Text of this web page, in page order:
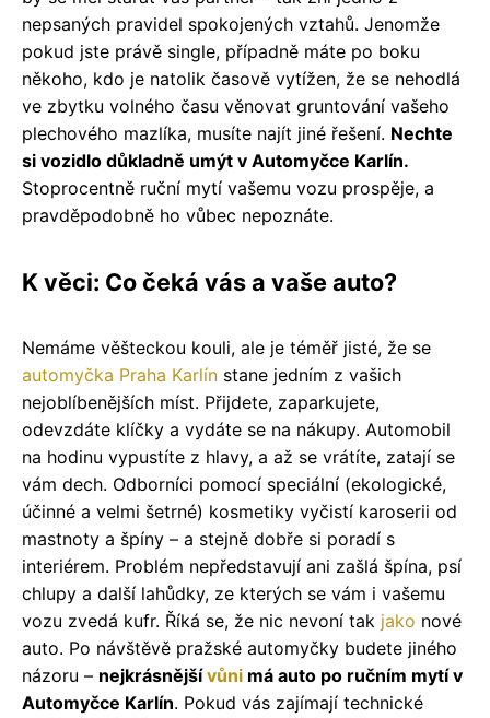
nepsaných pravidel spokojených vztahů. Jenomže
pokud jste právě single, případně máte po boku
někoho, kdo je natolik časově vytížen, že se nehodlá
ve zbytku volného času věnovat gruntování vašeho
plechového mazlíka, musíte najít jiné řešení. Nechte
si vozidlo důkladně umýt v Automyčce Karlín.
Stoprocentně ruční mytí vašemu vozu prospěje, a
pravděpodobně ho vůbec nepoznáte.
K věci: Co čeká vás a vaše auto?
Nemáme věšteckou kouli, ale je téměř jisté, že se
automyčka Praha Karlín stane jedním z vašich
nejoblíbenějších míst. Přijdete, zaparkujete,
odevzdáte klíčky a vydáte se na nákupy. Automobil
na hodinu vypustíte z hlavy, a až se vrátíte, zatají se
vám dech. Odborníci pomocí speciální (ekologické,
účinné a velmi šetrné) kosmetiky vyčistí karoserii od
mastnoty a špíny – a stejně dobře si poradí s
interiérem. Problém nepředstavují ani zašlá špína, psí
chlupy a další lahůdky, ze kterých se vám i vašemu
vozu zvedá kufr. Říká se, že nic nevoní tak jako nové
auto. Po návštěvě pražské automyčky budete jiného
názoru – nejkrásnějšívůni má auto po ručním mytí v
Automyčce Karlín. Pokud vás zajímají technické